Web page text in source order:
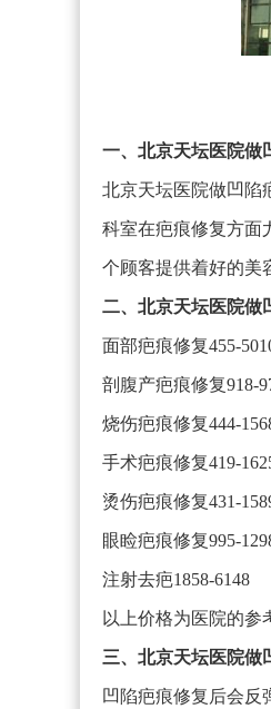
一、北京天坛医院做
北京天坛医院做凹陷
科室在疤痕修复方面
个顾客提供着好的美
二、北京天坛医院做
面部疤痕修复455-
剖腹产疤痕修复918-
烧伤疤痕修复444-
手术疤痕修复419-
烫伤疤痕修复431-
眼睑疤痕修复995-
注射去疤1858-6148
以上价格为医院的参
三、北京天坛医院做
凹陷疤痕修复后会反